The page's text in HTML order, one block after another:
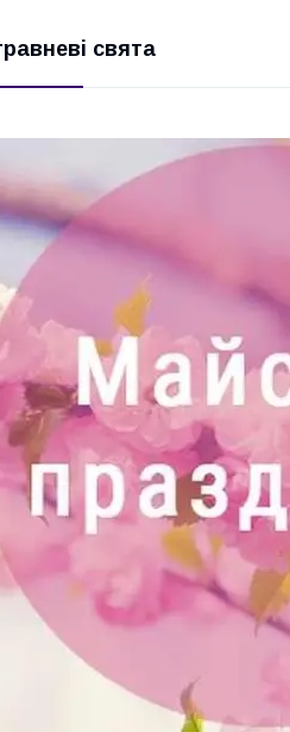
свята